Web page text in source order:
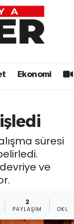
Ekonomi
süresi
ve
2
PAYLAŞIM